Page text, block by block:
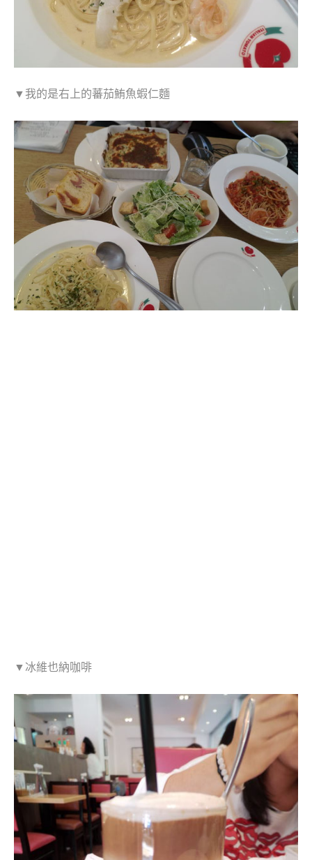
▼我的是右上的蕃茄鮪魚蝦仁麵
▼冰維也納咖啡